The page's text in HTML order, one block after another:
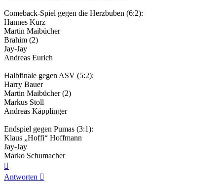
Comeback-Spiel gegen die Herzbuben (6:2):
Hannes Kurz
Martin Maibücher
Brahim (2)
Jay-Jay
Andreas Eurich
Halbfinale gegen ASV (5:2):
Harry Bauer
Martin Maibücher (2)
Markus Stoll
Andreas Käpplinger
Endspiel gegen Pumas (3:1):
Klaus „Hoffi“ Hoffmann
Jay-Jay
Marko Schumacher
oben
Antworten